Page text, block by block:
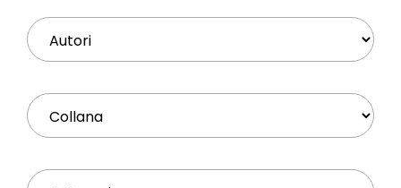
Profilo